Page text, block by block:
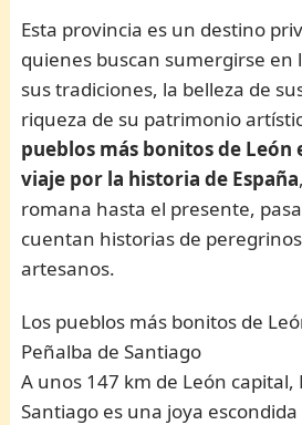
Esta provincia es un destino
quienes buscan sumergirse en
sus tradiciones, la belleza de
riqueza de su patrimonio
pueblos más bonitos de León
viaje por la historia de España
romana hasta el presente,
cuentan historias de
artesanos.
Los pueblos más bonitos de
Peñalba de Santiago
A unos 147 km de León capital,
Santiago es una joya